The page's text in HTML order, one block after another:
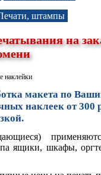
штампы
на
макета по
наклеек от 300
ящики, шкафы,